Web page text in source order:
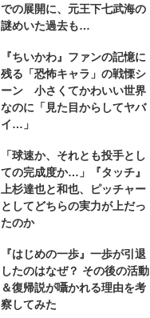
での展開に、元王下七武海の
謎めいた過去も…
『ちいかわ』ファンの記憶に
残る「恐怖キャラ」の戦慄シ
ーン 小さくてかわいい世界
なのに「見た目からしてヤバ
イ…」
「球速か、それとも投手とし
ての完成度か…」『タッチ』
上杉達也と和也、ピッチャー
としてどちらの実力が上だっ
たのか
『はじめの一歩』一歩が引退
したのはなぜ？ その後の活動
＆復帰説が囁かれる理由を考
察してみた